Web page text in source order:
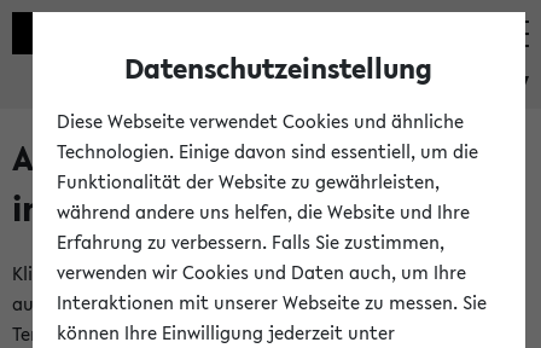
eKVV
Alle veröffentlichten Semester
im eKVV
Klicken Sie auf das Semester, welches Sie für Ihre Sitzung
auswählen möchten. Bitte beachten Sie auch die weiteren
Termine imKalender der Lehrplanung
Datenschutzeinstellung
Diese Webseite verwendet Cookies und ähnliche
Technologien. Einige davon sind essentiell, um die
Funktionalität der Website zu gewährleisten,
während andere uns helfen, die Website und Ihre
Erfahrung zu verbessern. Falls Sie zustimmen,
verwenden wir Cookies und Daten auch, um Ihre
Interaktionen mit unserer Webseite zu messen. Sie
können Ihre Einwilligung jederzeit unter